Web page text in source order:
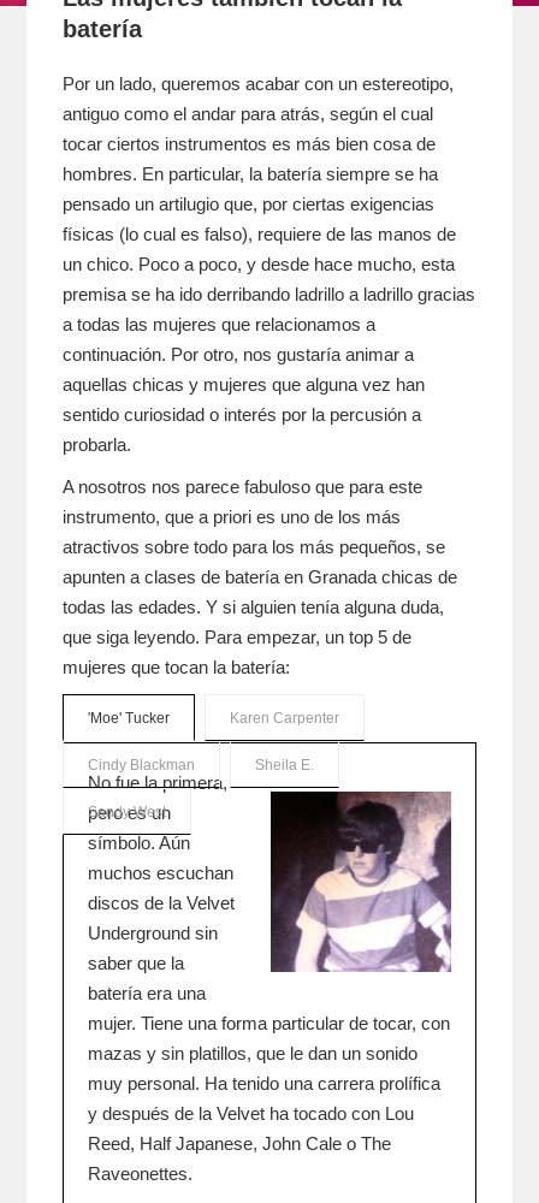
batería
Por un lado, queremos acabar con un estereotipo,
antiguo como el andar para atrás, según el cual
tocar ciertos instrumentos es más bien cosa de
hombres. En particular, la batería siempre se ha
pensado un artilugio que, por ciertas exigencias
físicas (lo cual es falso), requiere de las manos de
un chico. Poco a poco, y desde hace mucho, esta
premisa se ha ido derribando ladrillo a ladrillo gracias
a todas las mujeres que relacionamos a
continuación. Por otro, nos gustaría animar a
aquellas chicas y mujeres que alguna vez han
sentido curiosidad o interés por la percusión a
probarla.
A nosotros nos parece fabuloso que para este
instrumento, que a priori es uno de los más
atractivos sobre todo para los más pequeños, se
apunten a clases de batería en Granada chicas de
todas las edades. Y si alguien tenía alguna duda,
que siga leyendo. Para empezar, un top 5 de
mujeres que tocan la batería:
'Moe' Tucker Karen Carpenter
Cindy Blackman Sheila E.
Sandy West
No fue la primera,
pero es un
símbolo. Aún
muchos escuchan
discos de la Velvet
Underground sin
saber que la
batería era una
mujer. Tiene una forma particular de tocar, con
mazas y sin platillos, que le dan un sonido
muy personal. Ha tenido una carrera prolífica
y después de la Velvet ha tocado con Lou
Reed, Half Japanese, John Cale o The
Raveonettes.